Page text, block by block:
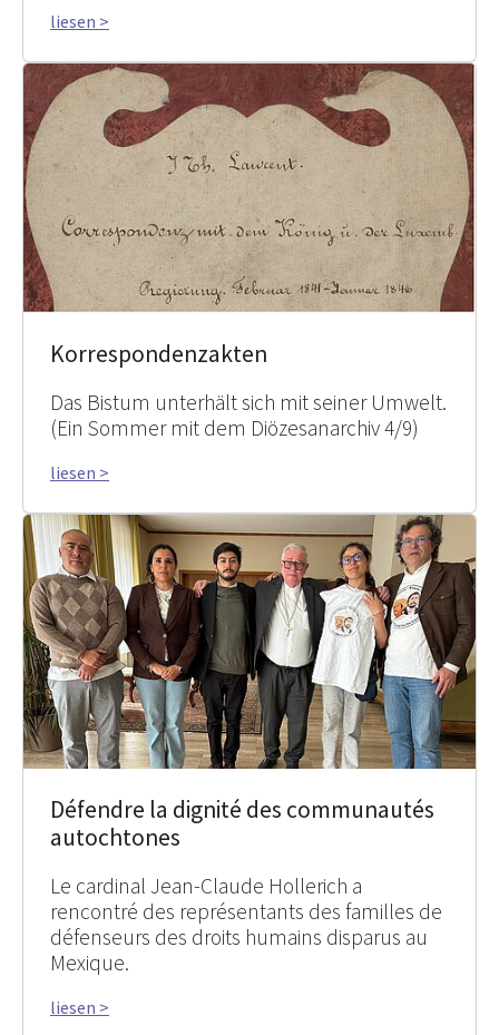
liesen >
Korrespondenzakten
Das Bistum unterhält sich mit seiner Umwelt.
(Ein Sommer mit dem Diözesanarchiv 4/9)
liesen >
Défendre la dignité des communautés
autochtones
Le cardinal Jean-Claude Hollerich a
rencontré des représentants des familles de
défenseurs des droits humains disparus au
Mexique.
liesen >